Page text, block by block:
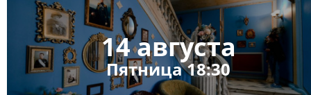
14 августа
Пятница 18:30